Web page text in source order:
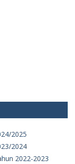
2025
2024
2022-2023